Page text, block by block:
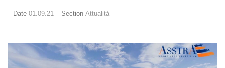
Date 01.09.21 Section Attualità